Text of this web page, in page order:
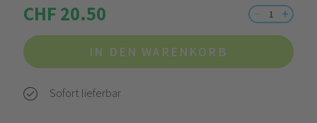
CHF 20.50
IN DEN WARENKORB
Sofort lieferbar